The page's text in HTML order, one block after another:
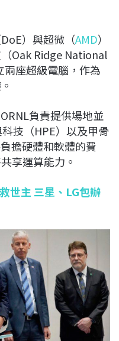
）與超微（AMD）
Oak Ridge National
座超級電腦，作為
負責提供場地並
技（HPE）以及甲骨
擔硬體和軟體的費
享運算能力。
世主 三星、LG包辦